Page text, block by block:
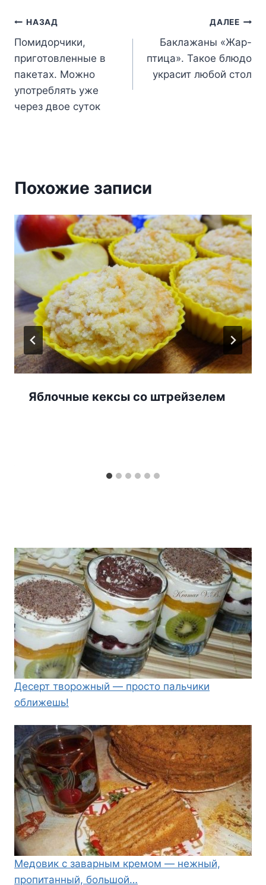
Навигация
по
записям
НАЗАД
Помидорчики,
приготовленные в
пакетах. Можно
употреблять уже
через двое суток
ДАЛЕЕ
Баклажаны «Жар-
птица». Такое блюдо
украсит любой стол
Похожие записи
Яблочные кексы co штpeйзeлeм
Десерт творожный — просто пальчики
оближешь!
Медовик с заварным кремом — нежный,
пропитанный, большой…